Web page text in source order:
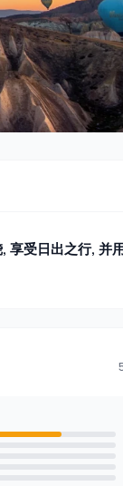
享受日出之行, 并